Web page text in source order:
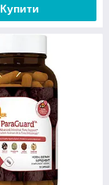
Купити